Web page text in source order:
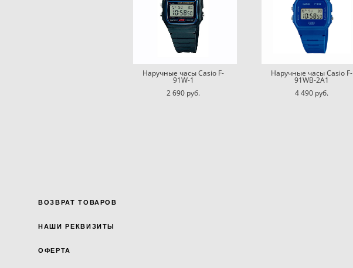
Наручные часы Casio F-
91W-1
2 690 pуб.
Наручные часы Casio F-
91WB-2A1
4 490 pуб.
ВОЗВРАТ ТОВАРОВ
НАШИ РЕКВИЗИТЫ
ОФЕРТА